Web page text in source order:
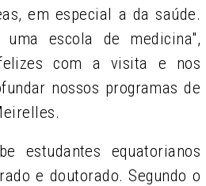
em especial a da saúde.
uma escola de medicina",
com a visita e nos
nossos programas de
estudantes equatorianos
e doutorado. Segundo o